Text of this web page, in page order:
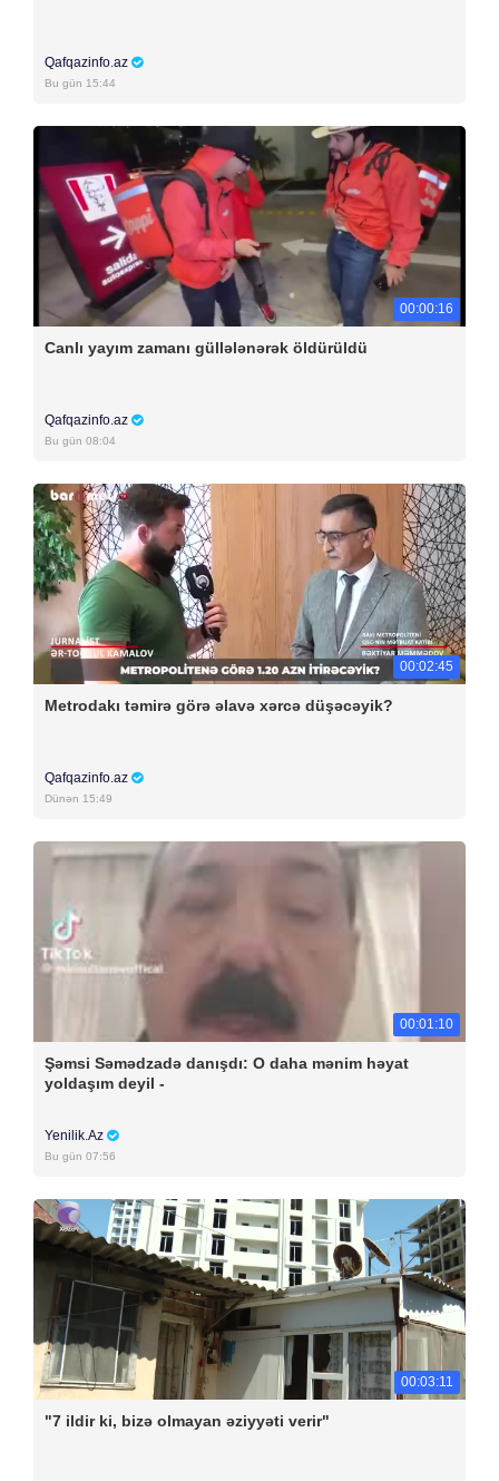
Qafqazinfo.az
Bu gün 15:44
00:00:16
Canlı yayım zamanı güllələnərək öldürüldü
Qafqazinfo.az
Bu gün 08:04
00:02:45
Metrodakı təmirə görə əlavə xərcə düşəcəyik?
Qafqazinfo.az
Dünən 15:49
00:01:10
Şəmsi Səmədzadə danışdı: O daha mənim həyat
yoldaşım deyil -
Yenilik.Az
Bu gün 07:56
00:03:11
"7 ildir ki, bizə olmayan əziyyəti verir"